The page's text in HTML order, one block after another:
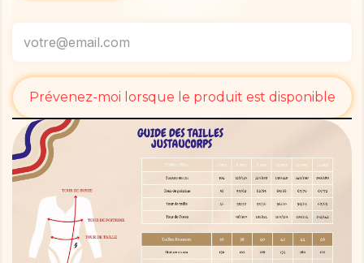
Prévenez-moi lorsque le produit est disponible